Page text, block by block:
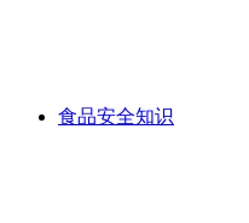
食品安全知识